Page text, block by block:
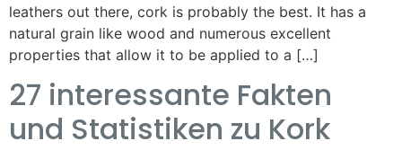
leathers out there, cork is probably the best. It has a
natural grain like wood and numerous excellent
properties that allow it to be applied to a […]
27 interessante Fakten
und Statistiken zu Kork